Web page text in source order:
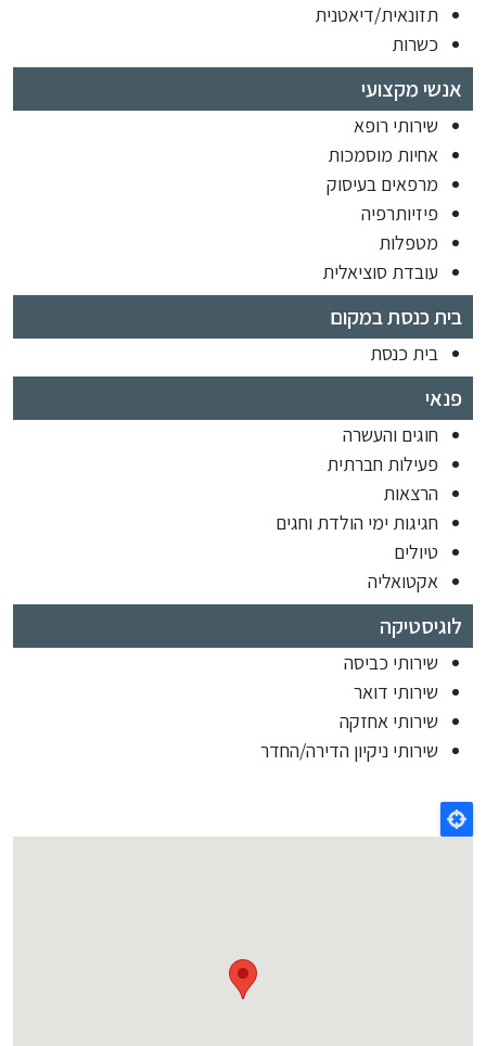
תזונאית/דיאטנית
כשרות
אנשי מקצועי
שירותי רופא
אחיות מוסמכות
מרפאים בעיסוק
פיזיותרפיה
מטפלות
עובדת סוציאלית
בית כנסת במקום
בית כנסת
פנאי
חוגים והעשרה
פעילות חברתית
הרצאות
חגיגות ימי הולדת וחגים
טיולים
אקטואליה
לוגיסטיקה
שירותי כביסה
שירותי דואר
שירותי אחזקה
שירותי ניקיון הדירה/החדר